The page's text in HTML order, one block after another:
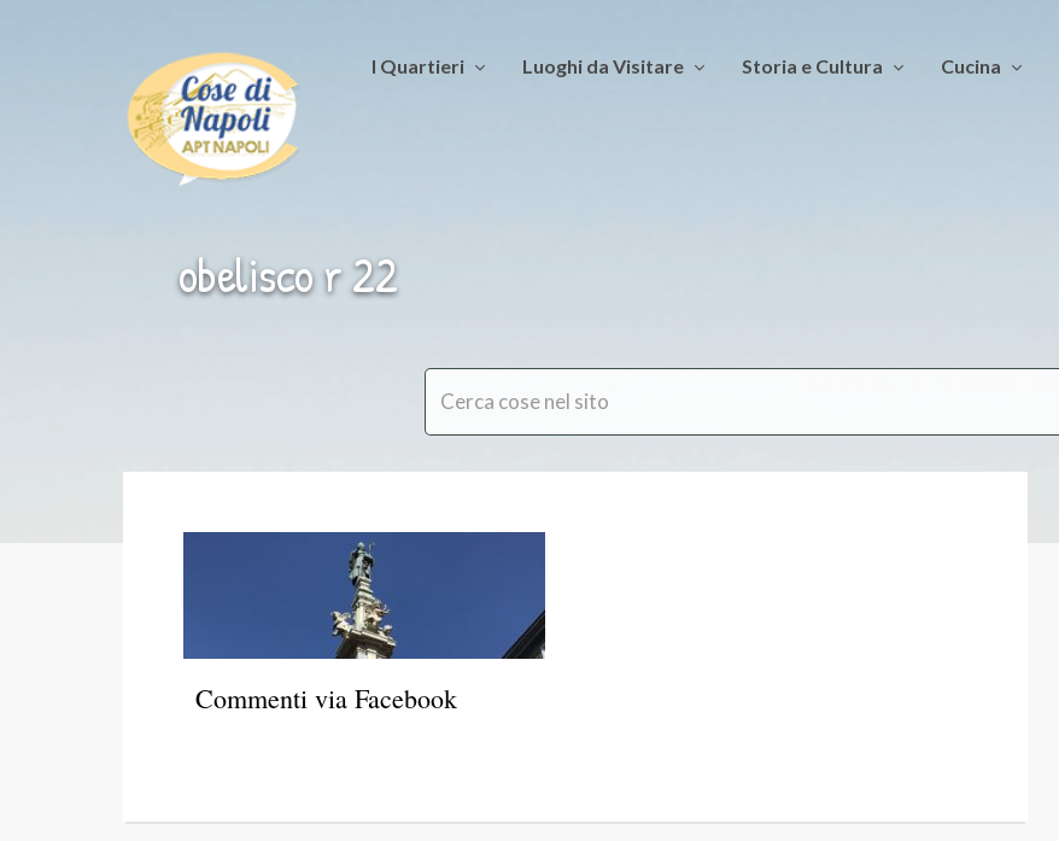
I Quartieri Luoghi da Visitare Storia e Cultura Cucina
obelisco r 22
Commenti via Facebook